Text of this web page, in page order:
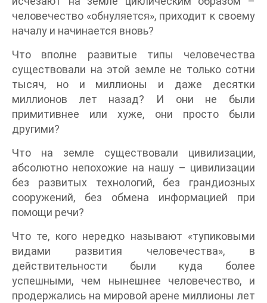
человечество «обнуляется», приходит к своему
началу и начинается вновь?
Что вполне развитые типы человечества
существовали на этой земле не только сотни
тысяч, но и миллионы и даже десятки
миллионов лет назад? И они не были
примитивнее или хуже, они просто были
другими?
Что на земле существовали цивилизации,
абсолютно непохожие на нашу – цивилизации
без развитых технологий, без грандиозных
сооружений, без обмена информацией при
помощи речи?
Что те, кого нередко называют «тупиковыми
видами развития человечества», в
действительности были куда более
успешными, чем нынешнее человечество, и
продержались на мировой арене миллионы лет